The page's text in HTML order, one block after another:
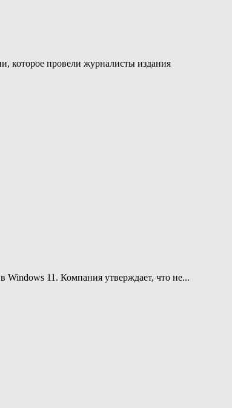
которое провели журналисты издания
Windows 11. Компания утверждает, что не...